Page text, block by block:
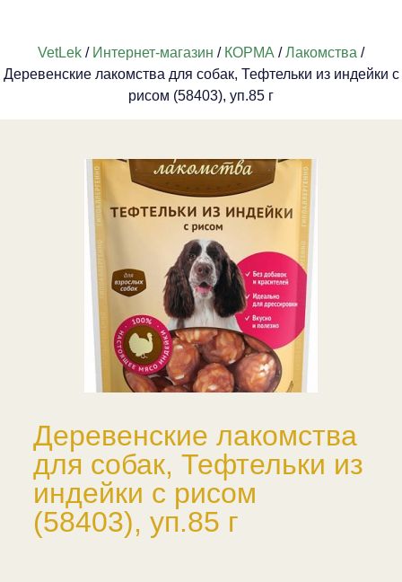
VetLek / Интернет-магазин / КОРМА /Лакомства /
Деревенские лакомства для собак, Тефтельки из индейки с
рисом (58403), уп.85 г
Деревенские лакомства
для собак, Тефтельки из
индейки с рисом
(58403), уп.85 г